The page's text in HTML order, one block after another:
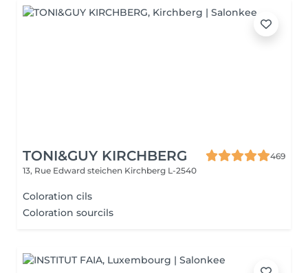
TONI&GUY KIRCHBERG
469
13, Rue Edward steichen Kirchberg L-2540
Coloration cils
Coloration sourcils